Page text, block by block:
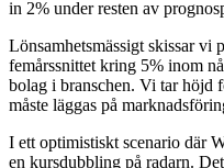
in 2% under resten av
Lönsamhetsmässigt skissar vi
femårssnittet kring 5% inom
bolag i branschen. Vi tar höjd
måste läggas på
I ett optimistiskt scenario där
en kursdubbling på radarn.